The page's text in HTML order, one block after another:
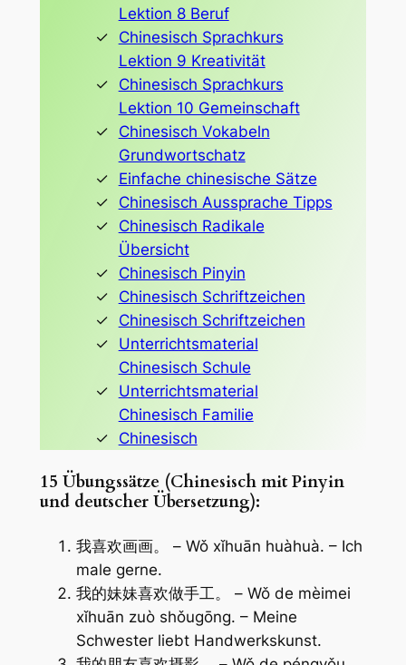
Lektion 8 Beruf
Chinesisch Sprachkurs
Lektion 9 Kreativität
Chinesisch Sprachkurs
Lektion 10 Gemeinschaft
Chinesisch Vokabeln
Grundwortschatz
Einfache chinesische Sätze
Chinesisch Aussprache Tipps
Chinesisch Radikale
Übersicht
Chinesisch Pinyin
Chinesisch Schriftzeichen
Chinesisch Schriftzeichen
Unterrichtsmaterial
Chinesisch Schule
Unterrichtsmaterial
Chinesisch Familie
Chinesisch
15 Übungssätze (Chinesisch mit Pinyin
und deutscher Übersetzung):
我喜欢画画。 – Wǒ xǐhuān huàhuà. – Ich
male gerne.
我的妹妹喜欢做手工。 – Wǒ de mèimei
xǐhuān zuò shǒugōng. – Meine
Schwester liebt Handwerkskunst.